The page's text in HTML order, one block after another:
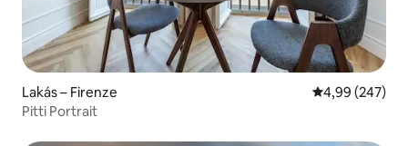
Lakás – Firenze Átlagos
4,99 (247)
Pitti Portrait